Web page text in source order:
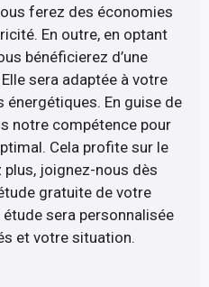
ferez des économies
En outre, en optant
bénéficierez d’une
sera adaptée à votre
En guise de
notre compétence pour
Cela profite sur le
plus, joignez-nous dès
gratuite de votre
sera personnalisée
et votre situation.